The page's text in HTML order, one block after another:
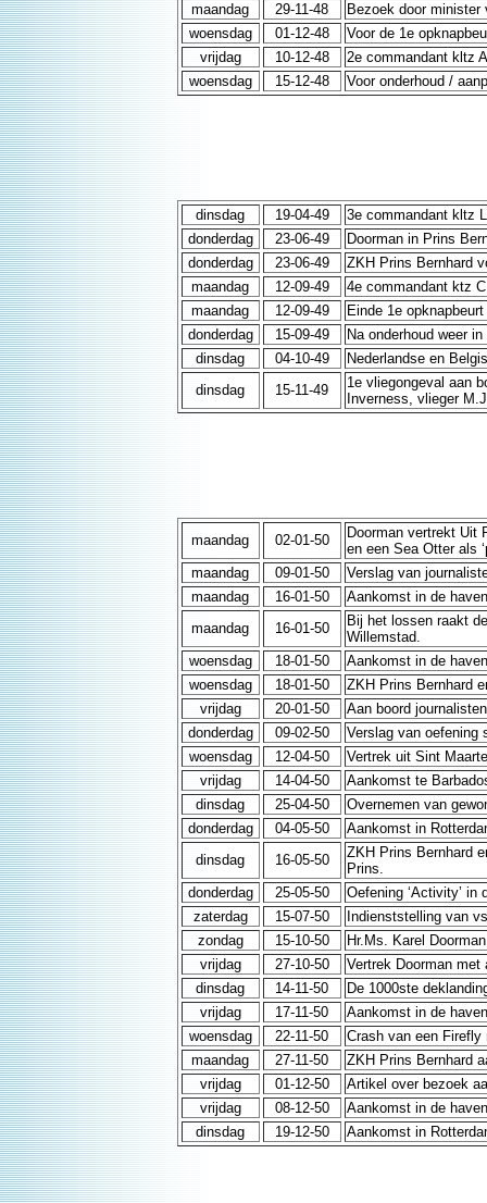
maandag
29-11-48
Bezoek door
woensdag
01-12-48
Voor de 1e
vrijdag
10-12-48
2e commandant kltz
woensdag
15-12-48 Voor onderhoud /
dinsdag 19-04-49
3e commandant kltz
donderdag
23-06-49
Doorman in Prins
donderdag
23-06-49
ZKH Prins Bernhard
maandag
12-09-49
4e commandant ktz
maandag
12-09-49
Einde 1e
donderdag
15-09-49
Na onderhoud weer
dinsdag
04-10-49
Nederlandse en
dinsdag
15-11-49
1e vliegongeval aan
Inverness, vlieger
maandag 02-01-50
Doorman vertrekt Uit
en een Sea Otter als
maandag
09-01-50
Verslag van
maandag
16-01-50
Aankomst in de
maandag
16-01-50
Bij het lossen raakt
Willemstad.
woensdag
18-01-50
Aankomst in de
woensdag
18-01-50
ZKH Prins Bernhard
vrijdag
20-01-50
Aan boord
donderdag
09-02-50
Verslag van oefening
woensdag
12-04-50
Vertrek uit Sint
vrijdag
14-04-50
Aankomst te
dinsdag
25-04-50
Overnemen van
donderdag
04-05-50
Aankomst in
dinsdag
16-05-50
ZKH Prins Bernhard
Prins.
donderdag
25-05-50
Oefening ‘Activity’
zaterdag
15-07-50
Indienststelling van
zondag
15-10-50
Hr.Ms. Karel
vrijdag
27-10-50
Vertrek Doorman met
dinsdag
14-11-50
De 1000ste
vrijdag
17-11-50
Aankomst in de
woensdag
22-11-50
Crash van een
maandag
27-11-50
ZKH Prins Bernhard
vrijdag
01-12-50
Artikel over bezoek
vrijdag
08-12-50
Aankomst in de
dinsdag
19-12-50 Aankomst in